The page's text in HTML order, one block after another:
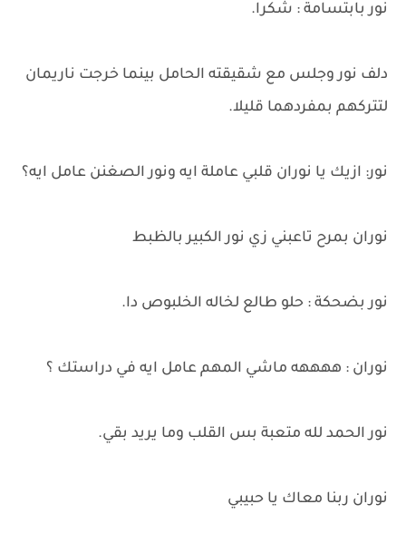
نور بابتسامة : شكرا.
دلف نور وجلس مع شقيقته الحامل بينما خرجت ناريمان
لتتركهم بمفردهما قليلا.
نور: ازيك يا نوران قلبي عاملة ايه ونور الصغنن عامل ايه؟
نوران بمرح تاعبني زي نور الكبير بالظبط
نور بضحكة : حلو طالع لخاله الخلبوص دا.
نوران : ههههه ماشي المهم عامل ايه في دراستك ؟
نور الحمد لله متعبة بس القلب وما يريد بقي.
نوران ربنا معاك يا حبيبي